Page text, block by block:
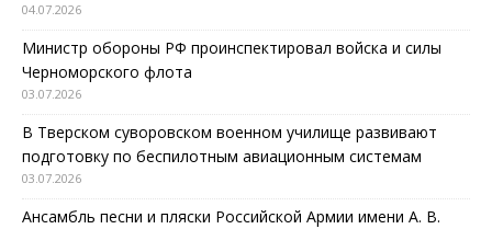
04.07.2026
Министр обороны РФ проинспектировал войска и силы
Черноморского флота
03.07.2026
В Тверском суворовском военном училище развивают
подготовку по беспилотным авиационным системам
03.07.2026
Ансамбль песни и пляски Российской Армии имени А. В.